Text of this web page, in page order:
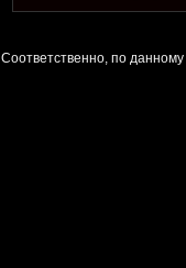
Соответственно, по